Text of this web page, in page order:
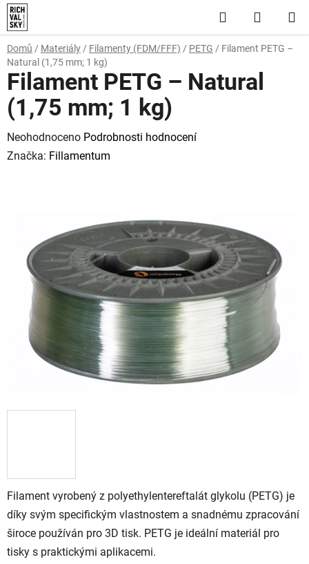
Přejít
na
obsah
Hledat
KOŠÍK
Domů / Materiály / Filamenty (FDM/FFF) / PETG / Filament PETG –
Natural (1,75 mm; 1 kg)
Filament vyrobený z polyethylentereftalát glykolu (PETG) je
díky svým specifickým vlastnostem a snadnému zpracování
široce používán pro 3D tisk. PETG je ideální materiál pro
tisky s praktickými aplikacemi.
Filament PETG – Natural
(1,75 mm; 1 kg)
Průměrné
hodnocení
hvězdiček.
Neohodnoceno Podrobnosti hodnocení
Značka: Fillamentum